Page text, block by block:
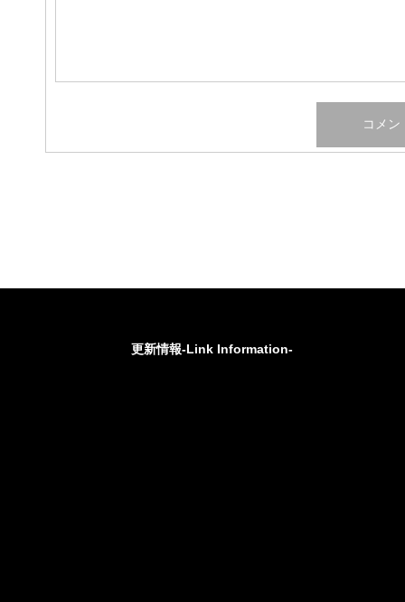
更新情報-Link Information-